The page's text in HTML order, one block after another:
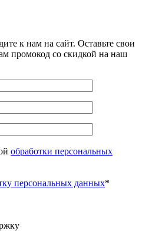
к нам на сайт. Оставьте свои
промокод со скидкой на наш
обработки персональных
персональных данных*